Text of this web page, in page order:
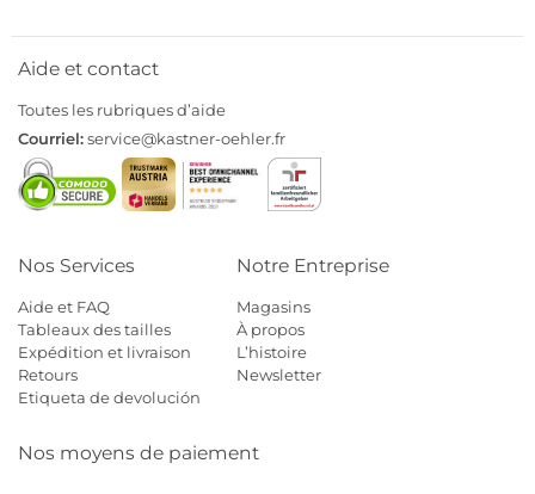
Aide et contact
Toutes les rubriques d’aide
Courriel:service@kastner-oehler.fr
Nos Services
Aide et FAQ
Tableaux des tailles
Expédition et livraison
Retours
Etiqueta de devolución
Notre Entreprise
Magasins
À propos
L’histoire
Newsletter
Nos moyens de paiement